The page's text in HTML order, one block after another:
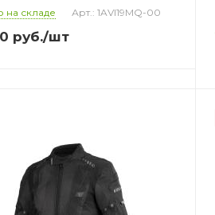
на складе Арт.: 1AVI19MQ-00
руб./шт